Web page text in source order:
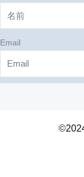
Email